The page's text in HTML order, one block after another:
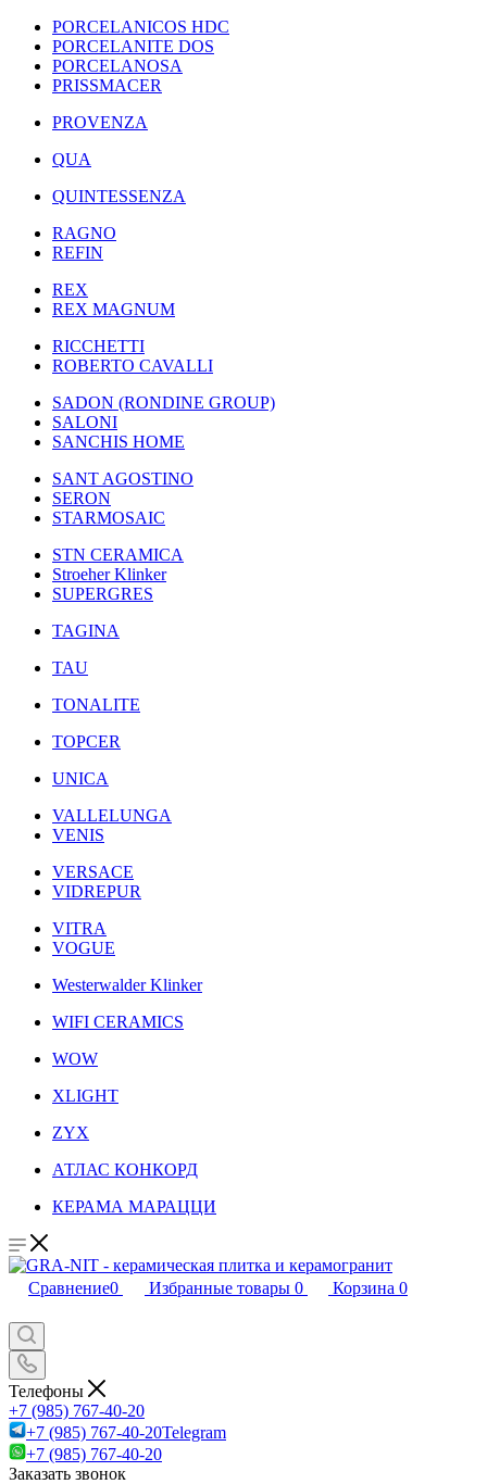
PORCELANICOS HDC
PORCELANITE DOS
PORCELANOSA
PRISSMACER
PROVENZA
QUA
QUINTESSENZA
RAGNO
REFIN
REX
REX MAGNUM
RICCHETTI
ROBERTO CAVALLI
SADON (RONDINE GROUP)
SALONI
SANCHIS HOME
SANT AGOSTINO
SERON
STARMOSAIC
STN CERAMICA
Stroeher Klinker
SUPERGRES
TAGINA
TAU
TONALITE
TOPCER
UNICA
VALLELUNGA
VENIS
VERSACE
VIDREPUR
VITRA
VOGUE
Westerwalder Klinker
WIFI CERAMICS
WOW
XLIGHT
ZYX
АТЛАС КОНКОРД
КЕРАМА МАРАЦЦИ
Сравнение0 Избранные товары 0 Корзина 0
Телефоны
+7 (985) 767-40-20
+7 (985) 767-40-20Telegram
+7 (985) 767-40-20
Заказать звонок